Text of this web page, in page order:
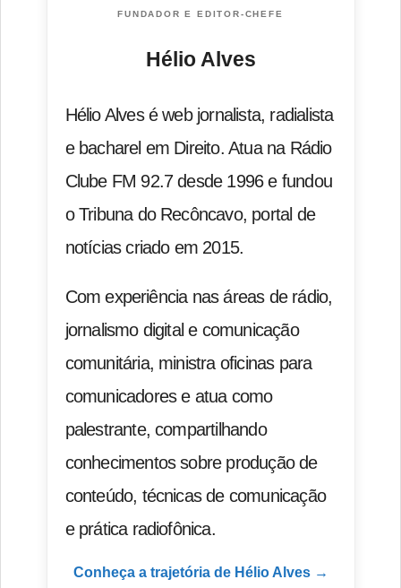
FUNDADOR E EDITOR-CHEFE
Hélio Alves
Hélio Alves é web jornalista, radialista
e bacharel em Direito. Atua na Rádio
Clube FM 92.7 desde 1996 e fundou
o Tribuna do Recôncavo, portal de
notícias criado em 2015.
Com experiência nas áreas de rádio,
jornalismo digital e comunicação
comunitária, ministra oficinas para
comunicadores e atua como
palestrante, compartilhando
conhecimentos sobre produção de
conteúdo, técnicas de comunicação
e prática radiofônica.
Conheça a trajetória de Hélio Alves →